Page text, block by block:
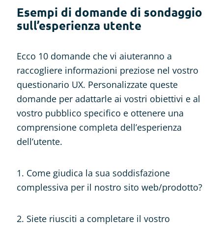
Esempi di domande di sondaggio
sull’esperienza utente
Ecco 10 domande che vi aiuteranno a
raccogliere informazioni preziose nel vostro
questionario UX. Personalizzate queste
domande per adattarle ai vostri obiettivi e al
vostro pubblico specifico e ottenere una
comprensione completa dell’esperienza
dell’utente.
1. Come giudica la sua soddisfazione
complessiva per il nostro sito web/prodotto?
2. Siete riusciti a completare il vostro